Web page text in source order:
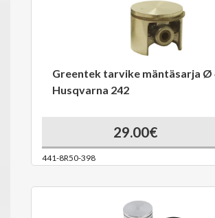
Greentek tarvike mäntäsarja Ø
Husqvarna 242
29.00€
441-8R50-398